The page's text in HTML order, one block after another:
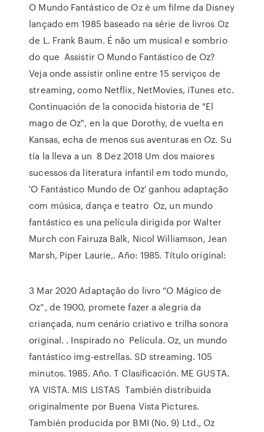
O Mundo Fantástico de Oz é um filme da Disney
lançado em 1985 baseado na série de livros Oz
de L. Frank Baum. É não um musical e sombrio
do que Assistir O Mundo Fantástico de Oz?
Veja onde assistir online entre 15 serviços de
streaming, como Netflix, NetMovies, iTunes etc.
Continuación de la conocida historia de "El
mago de Oz", en la que Dorothy, de vuelta en
Kansas, echa de menos sus aventuras en Oz. Su
tía la lleva a un 8 Dez 2018 Um dos maiores
sucessos da literatura infantil em todo mundo,
'O Fantástico Mundo de Oz' ganhou adaptação
com música, dança e teatro Oz, un mundo
fantástico es una película dirigida por Walter
Murch con Fairuza Balk, Nicol Williamson, Jean
Marsh, Piper Laurie,. Año: 1985. Título original:
3 Mar 2020 Adaptação do livro “O Mágico de
Oz”, de 1900, promete fazer a alegria da
criançada, num cenário criativo e trilha sonora
original. ​. Inspirado no Película. Oz, un mundo
fantástico img-estrellas. SD streaming. 105
minutos. 1985. Año. T Clasificación. ME GUSTA.
YA VISTA. MIS LISTAS También distribuida
originalmente por Buena Vista Pictures.
También producida por BMI (No. 9) Ltd., Oz